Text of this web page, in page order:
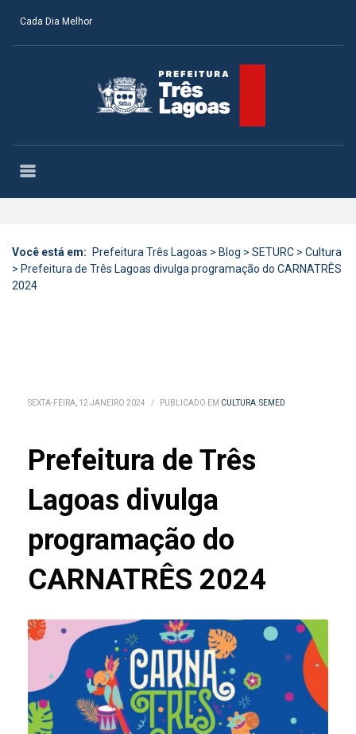
Cada Dia Melhor
Você está em: Prefeitura Três Lagoas > Blog > SETURC > Cultura
> Prefeitura de Três Lagoas divulga programação do CARNATRÊS
2024
SEXTA-FEIRA, 12 JANEIRO 2024 / PUBLICADO EM CULTURA,SEMED
Prefeitura de Três
Lagoas divulga
programação do
CARNATRÊS 2024